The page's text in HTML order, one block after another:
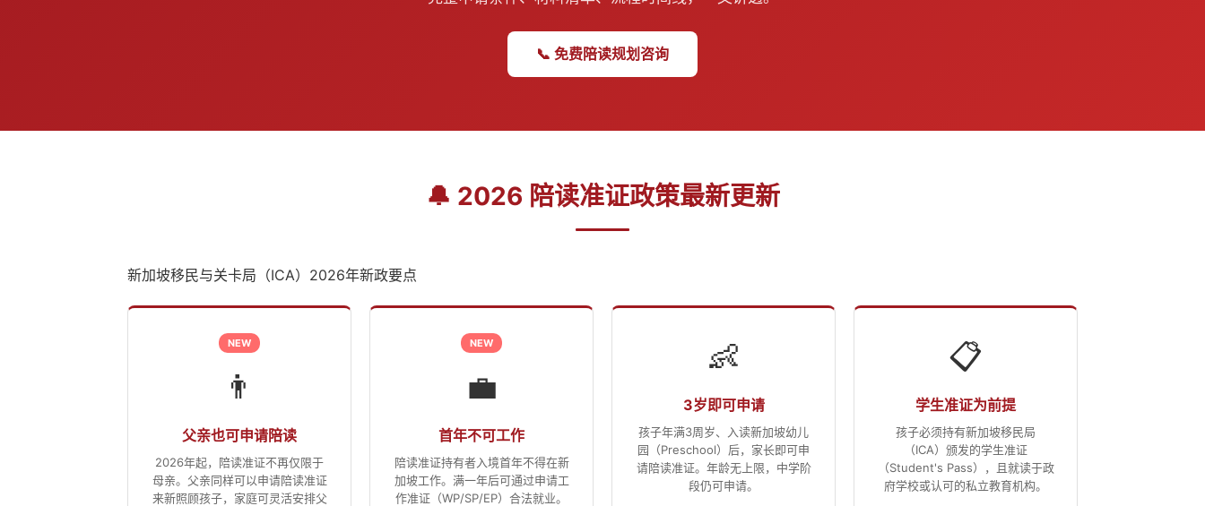
📞 免费陪读规划咨询
🔔 2026 陪读准证政策最新更新
新加坡移民与关卡局（ICA）2026年新政要点
NEW
👨
父亲也可申请陪读
2026年起，陪读准证不再仅限于
母亲。父亲同样可以申请陪读准证
来新照顾孩子，家庭可灵活安排父
NEW
💼
首年不可工作
陪读准证持有者入境首年不得在新
加坡工作。满一年后可通过申请工
作准证（WP/SP/EP）合法就业。
👶
3岁即可申请
孩子年满3周岁、入读新加坡幼儿
园（Preschool）后，家长即可申
请陪读准证。年龄无上限，中学阶
段仍可申请。
📋
学生准证为前提
孩子必须持有新加坡移民局
（ICA）颁发的学生准证
（Student's Pass），且就读于政
府学校或认可的私立教育机构。